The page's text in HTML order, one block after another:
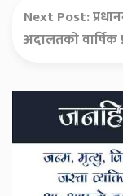
Next Post:
अदालतको वार्षिक
Secondary
Sidebar